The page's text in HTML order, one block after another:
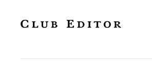
Política de cookies